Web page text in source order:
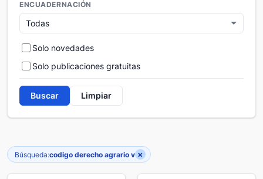
ENCUADERNACIÓN
Solo novedades
Solo publicaciones gratuitas
Buscar Limpiar
Búsqueda:codigo derecho agrario v ×